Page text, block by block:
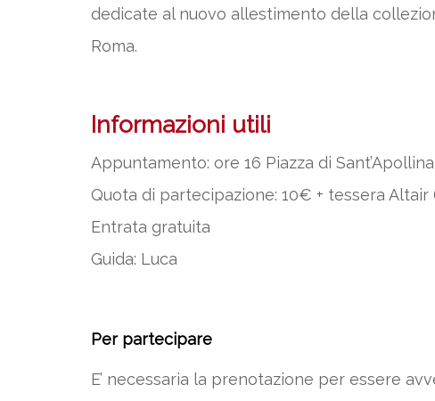
dedicate al nuovo allestimento della
Roma.
Informazioni utili
Appuntamento: ore 16 Piazza di
Quota di partecipazione: 10€ + tessera Altair
Entrata gratuita
Guida: Luca
Per partecipare
E’ necessaria la prenotazione per essere